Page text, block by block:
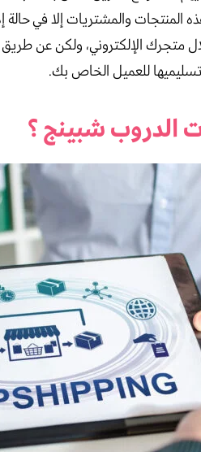
المنتجات والمشتريات إلا في
متجرك الإلكتروني، ولكن عن
للعميل الخاص بك.
الدروب شبينج ؟